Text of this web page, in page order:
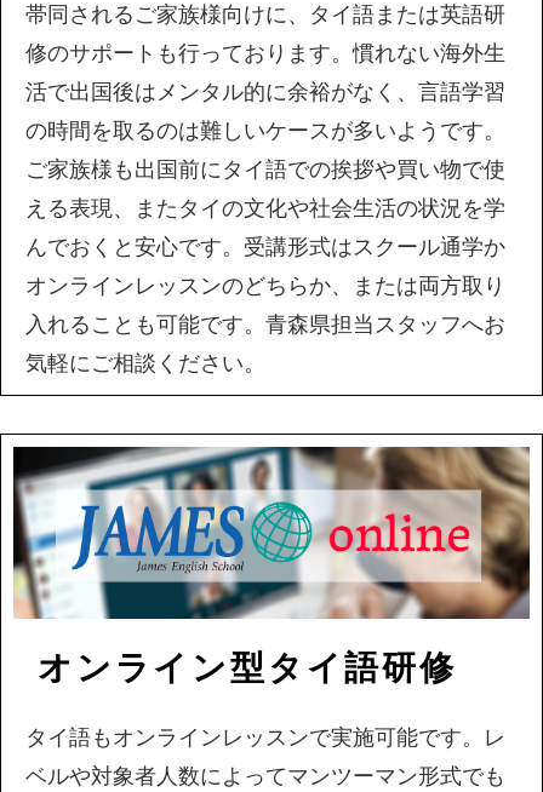
帯同されるご家族様向けに、タイ語または英語研
修のサポートも行っております。慣れない海外生
活で出国後はメンタル的に余裕がなく、言語学習
の時間を取るのは難しいケースが多いようです。
ご家族様も出国前にタイ語での挨拶や買い物で使
える表現、またタイの文化や社会生活の状況を学
んでおくと安心です。受講形式はスクール通学か
オンラインレッスンのどちらか、または両方取り
入れることも可能です。青森県担当スタッフへお
気軽にご相談ください。
オンライン型タイ語研修
タイ語もオンラインレッスンで実施可能です。レ
ベルや対象者人数によってマンツーマン形式でも